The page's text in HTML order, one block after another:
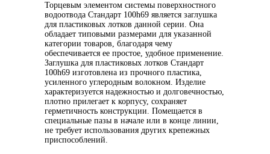
Торцевым элементом системы поверхностного
водоотвода Стандарт 100h69 является заглушка
для пластиковых лотков данной серии. Она
обладает типовыми размерами для указанной
категории товаров, благодаря чему
обеспечивается ее простое, удобное применение.
Заглушка для пластиковых лотков Стандарт
100h69 изготовлена из прочного пластика,
усиленного углеродным волокном. Изделие
характеризуется надежностью и долговечностью,
плотно прилегает к корпусу, сохраняет
герметичность конструкции. Помещается в
специальные пазы в начале или в конце линии,
не требует использования других крепежных
приспособлений.